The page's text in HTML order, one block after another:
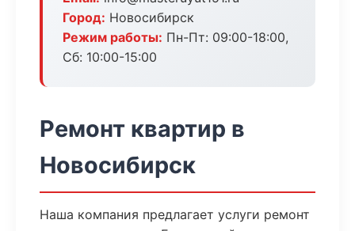
Город: Новосибирск
Режим работы: Пн-Пт: 09:00-18:00,
Сб: 10:00-15:00
Ремонт квартир в
Новосибирск
Наша компания предлагает услуги ремонт